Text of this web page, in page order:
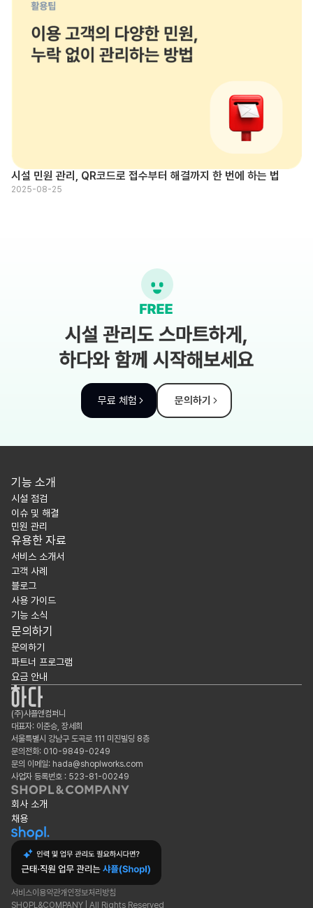
시설 민원 관리, QR코드로 접수부터 해결까지 한 번에 하는 법
2025-08-25
시설 관리도 스마트하게,
하다와 함께 시작해보세요
무료 체험 문의하기
기능 소개
시설 점검
이슈 및 해결
민원 관리
유용한 자료
서비스 소개서
고객 사례
블로그
사용 가이드
기능 소식
문의하기
문의하기
파트너 프로그램
요금 안내
(주)샤플앤컴퍼니
대표자: 이준승, 장세희
서울특별시 강남구 도곡로 111 미진빌딩 8층
문의전화: 010-9849-0249
문의 이메일: hada@shoplworks.com
사업자 등록번호 : 523-81-00249
회사 소개
채용
서비스이용약관개인정보처리방침
SHOPL&COMPANY | All Rights Reserved